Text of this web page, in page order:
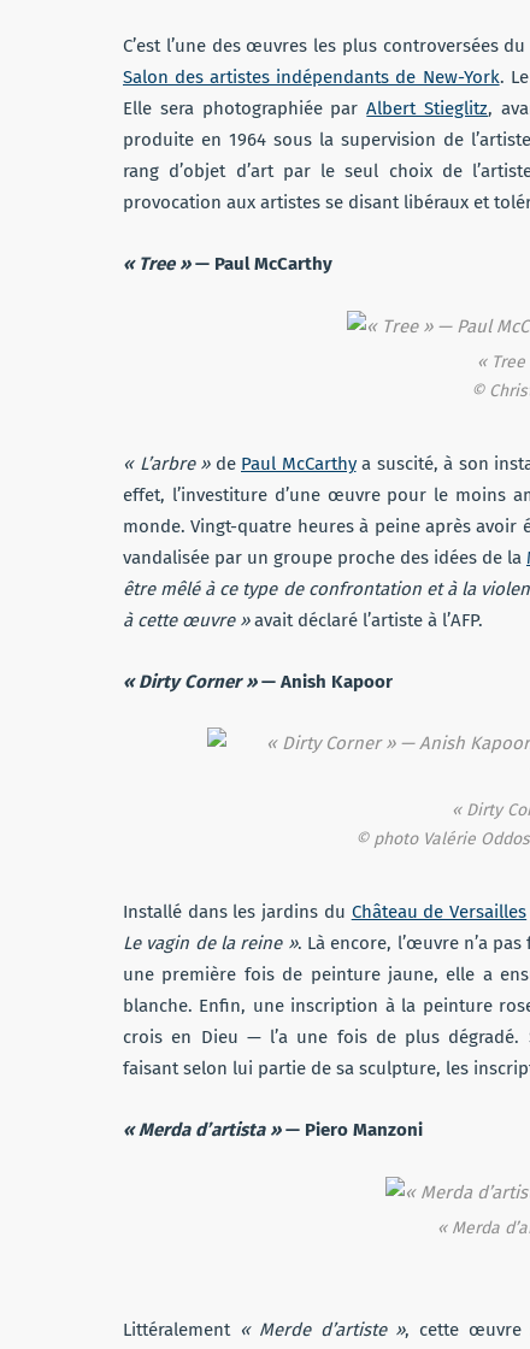
C’est l’une des œuvres les plus controversées du
Salon des artistes indépendants de New-York.
Elle sera photographiée parAlbert Stieglitz,
produite en 1964 sous la supervision de
rang d’objet d’art par le seul choix de
provocation aux artistes se disant libéraux et
« Tree »— Paul McCarthy
«
©
« L’arbre »de Paul McCarthya suscité, à son
effet, l’investiture d’une œuvre pour le moins
monde. Vingt-quatre heures à peine après
vandalisée par un groupe proche des idées de la
être mêlé à ce type de confrontation et à la
à cette œuvre »avait déclaré l’artiste à l’AFP.
« Dirty Corner »— Anish Kapoor
« Dirty
© photo Valérie
Installé dans les jardins du Château de Versailles
Le vagin de la reine ». Là encore, l’œuvre n’a
une première fois de peinture jaune, elle a
blanche. Enfin, une inscription à la peinture
crois en Dieu — l’a une fois de plus dégradé.
faisant selon lui partie de sa sculpture, les
« Merda d’artista »— Piero Manzoni
« Merda
Littéralement « Merde d’artiste », cette œuvre